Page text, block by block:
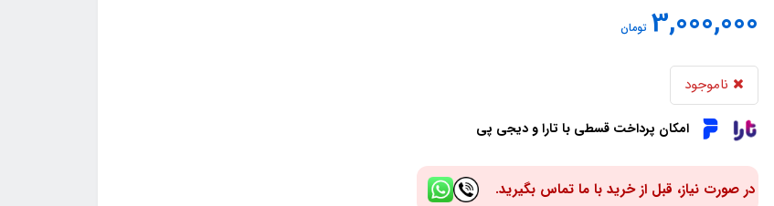
3,000,000 تومان
ناموجود
امکان پرداخت قسطی با تارا و دیجی پی
در صورت نیاز، قبل از خرید با ما تماس بگیرید.